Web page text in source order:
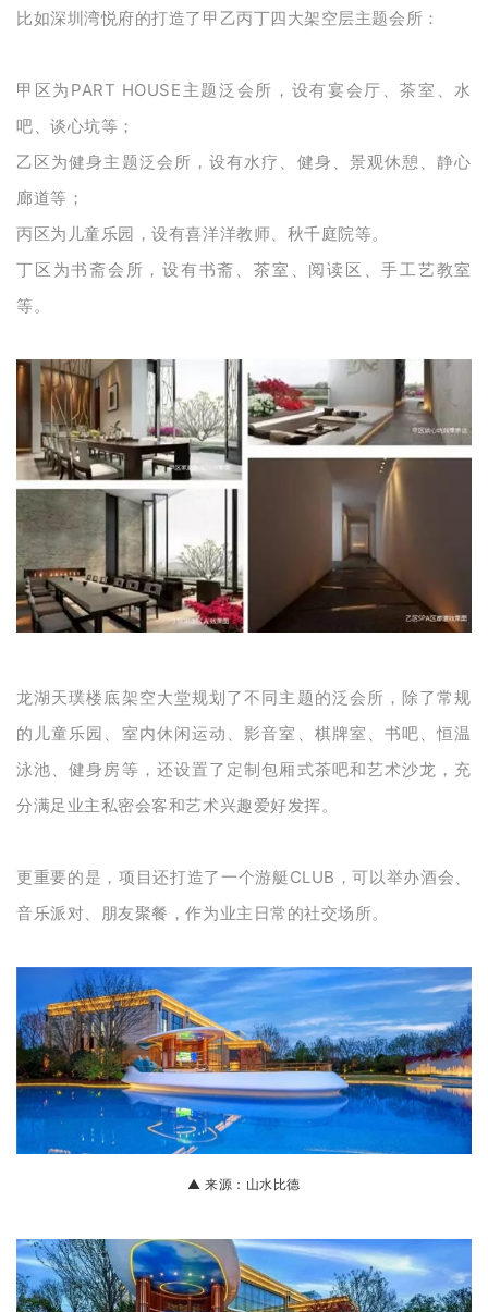
比如深圳湾悦府的打造了甲乙丙丁四大架空层主题会所：
甲区为PART HOUSE主题泛会所，设有宴会厅、茶室、水
吧、谈心坑等；
乙区为健身主题泛会所，设有水疗、健身、景观休憩、静心
廊道等；
丙区为儿童乐园，设有喜洋洋教师、秋千庭院等。
丁区为书斋会所，设有书斋、茶室、阅读区、手工艺教室
等。
龙湖天璞楼底架空大堂规划了不同主题的泛会所，除了常规
的儿童乐园、室内休闲运动、影音室、棋牌室、书吧、恒温
泳池、健身房等，还设置了定制包厢式茶吧和艺术沙龙，充
分满足业主私密会客和艺术兴趣爱好发挥。
更重要的是，项目还打造了一个游艇CLUB，可以举办酒会、
音乐派对、朋友聚餐，作为业主日常的社交场所。
▲来源：山水比德